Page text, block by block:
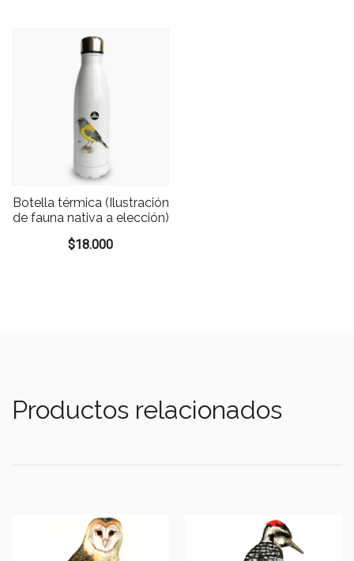
Botella térmica (Ilustración
de fauna nativa a elección)
$18.000
Productos relacionados